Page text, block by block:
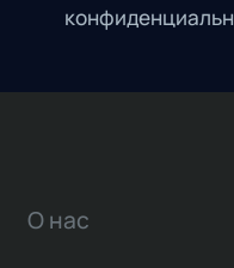
О нас